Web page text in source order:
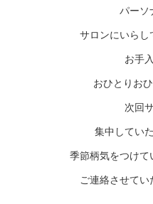
パーソ
サロンにいらし
お手
おひとりお
次回
集中してい
季節柄気をつけて
ご連絡させてい